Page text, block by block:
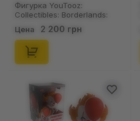
Фигурка YouTooz:
Collectibles: Borderlands:
Claptrap, (42957)
Цена 2 200 грн